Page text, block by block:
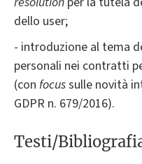
dello user;
- introduzione al tema
personali nei contratti
(con focussulle novità
GDPR n. 679/2016).
Testi/